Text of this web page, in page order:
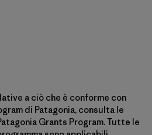
a ciò che è conforme con
di Patagonia, consulta le
Grants Program. Tutte le